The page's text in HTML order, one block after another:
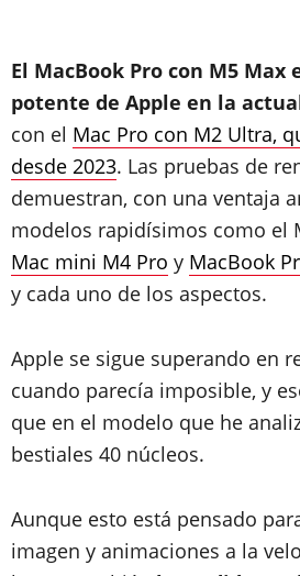
El MacBook Pro con M5
potente de Apple en la
con el Mac Pro con M2 Ultra,
desde 2023. Las pruebas de
demuestran, con una ventaja
modelos rapidísimos como el
Mac mini M4 Pro y MacBook
y cada uno de los aspectos.
Apple se sigue superando en
cuando parecía imposible, y
que en el modelo que he
bestiales 40 núcleos.
Aunque esto está pensado
imagen y animaciones a la